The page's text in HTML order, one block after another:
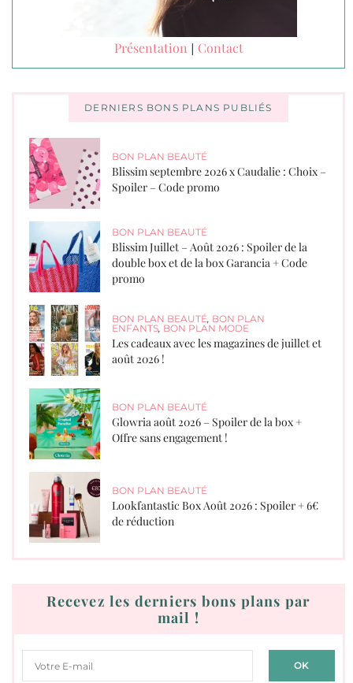
Présentation | Contact
DERNIERS BONS PLANS PUBLIÉS
BON PLAN BEAUTÉ
Blissim septembre 2026 x Caudalie : Choix –
Spoiler – Code promo
BON PLAN BEAUTÉ
Blissim Juillet – Août 2026 : Spoiler de la
double box et de la box Garancia + Code
promo
BON PLAN BEAUTÉ BON PLAN
ENFANTS BON PLAN MODE
Les cadeaux avec les magazines de juillet et
août 2026 !
BON PLAN BEAUTÉ
Glowria août 2026 – Spoiler de la box +
Offre sans engagement !
BON PLAN BEAUTÉ
Lookfantastic Box Août 2026 : Spoiler + 6€
de réduction
Recevez les derniers bons plans par
mail !